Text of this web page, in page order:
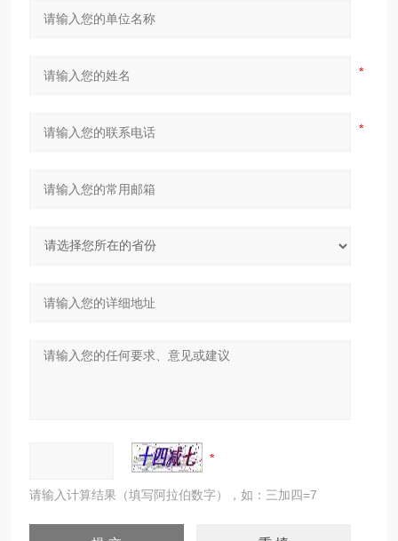
请输入计算结果（填写阿拉伯数字），如：三加四=7